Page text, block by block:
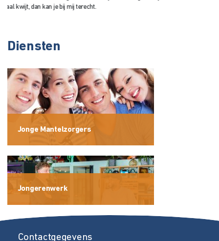
Diensten
Jonge Mantelzorgers
Jongerenwerk
Contactgegevens